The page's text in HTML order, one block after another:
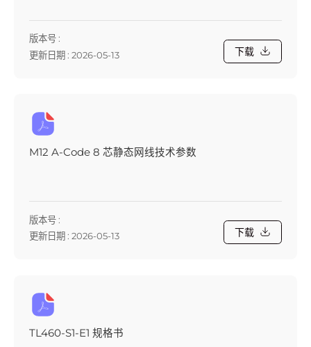
版本号 :
更新日期 : 2026-05-13
下载
M12 A-Code 8 芯静态网线技术参数
版本号 :
更新日期 : 2026-05-13
下载
TL460-S1-E1 规格书